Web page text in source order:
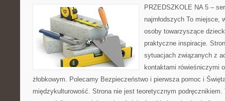
PRZEDSZKOLE NA 5 –
najmłodszych To miejsce,
osoby towarzyszące
praktyczne inspiracje.
sytuacjach związanych z
kontaktami rówieśniczymi
żłobkowym. Polecamy Bezpieczeństwo i pierwsza pomoc i
międzykulturowość. Strona nie jest teoretycznym